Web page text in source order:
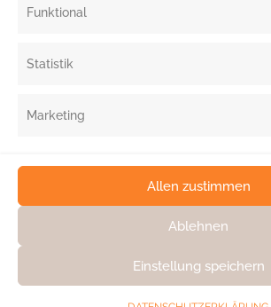
Funktional
Statistik
Marketing
Allen zustimmen
Ablehnen
Einstellung speichern